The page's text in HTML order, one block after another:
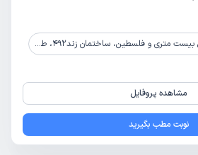
متری و فلسطین، ساختمان زند492، طبقه همکف
مشاهده پروفایل
نوبت مطب بگیرید